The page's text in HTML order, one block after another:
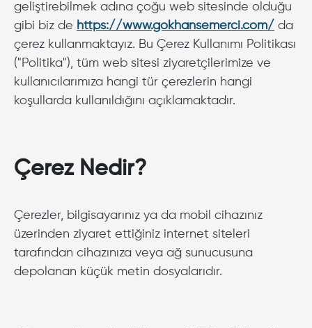
geliştirebilmek adına çoğu web sitesinde olduğu
gibi biz de https://www.gokhansemerci.com/ da
çerez kullanmaktayız. Bu Çerez Kullanımı Politikası
("Politika"), tüm web sitesi ziyaretçilerimize ve
kullanıcılarımıza hangi tür çerezlerin hangi
koşullarda kullanıldığını açıklamaktadır.
Çerez Nedir?
Çerezler, bilgisayarınız ya da mobil cihazınız
üzerinden ziyaret ettiğiniz internet siteleri
tarafından cihazınıza veya ağ sunucusuna
depolanan küçük metin dosyalarıdır.